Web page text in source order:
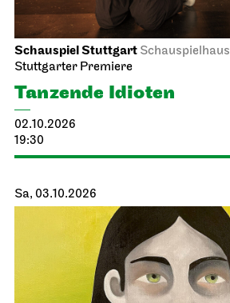
Schauspiel Stuttgart Schauspielhaus
Stuttgarter Premiere
Tanzende Idioten
02.10.2026
19:30
Sa, 03.10.2026